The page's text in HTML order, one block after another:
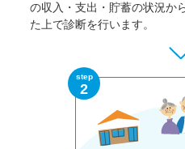
の収入・支出・貯蓄の状況か
た上で診断を行います。
step
2